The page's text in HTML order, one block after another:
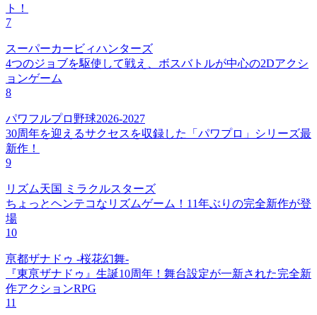
ト！
7
スーパーカービィハンターズ
4つのジョブを駆使して戦え、ボスバトルが中心の2Dアクシ
ョンゲーム
8
パワフルプロ野球2026-2027
30周年を迎えるサクセスを収録した「パワプロ」シリーズ最
新作！
9
リズム天国 ミラクルスターズ
ちょっとヘンテコなリズムゲーム！11年ぶりの完全新作が登
場
10
亰都ザナドゥ -桜花幻舞-
『東亰ザナドゥ』生誕10周年！舞台設定が一新された完全新
作アクションRPG
11